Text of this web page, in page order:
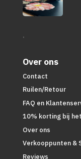
.
Over ons
Contact
Ruilen/Retour
FAQ en
10% korting bij
Over ons
Verkooppunten &
Reviews